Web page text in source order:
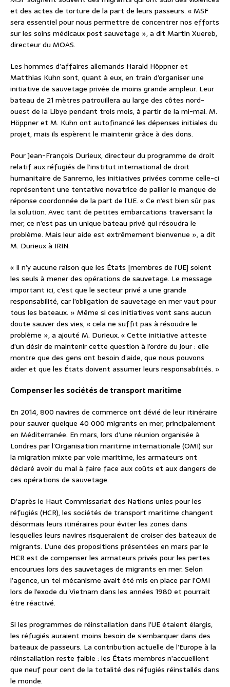
et des actes de torture de la part de leurs passeurs. « MSF
sera essentiel pour nous permettre de concentrer nos efforts
sur les soins médicaux post sauvetage », a dit Martin Xuereb,
directeur du MOAS.
Les hommes d’affaires allemands Harald Höppner et
Matthias Kuhn sont, quant à eux, en train d’organiser une
initiative de sauvetage privée de moins grande ampleur. Leur
bateau de 21 mètres patrouillera au large des côtes nord-
ouest de la Libye pendant trois mois, à partir de la mi-mai. M.
Höppner et M. Kuhn ont autofinancé les dépenses initiales du
projet, mais ils espèrent le maintenir grâce à des dons.
Pour Jean-François Durieux, directeur du programme de droit
relatif aux réfugiés de l’institut international de droit
humanitaire de Sanremo, les initiatives privées comme celle-ci
représentent une tentative novatrice de pallier le manque de
réponse coordonnée de la part de l’UE. « Ce n’est bien sûr pas
la solution. Avec tant de petites embarcations traversant la
mer, ce n’est pas un unique bateau privé qui résoudra le
problème. Mais leur aide est extrêmement bienvenue », a dit
M. Durieux à IRIN.
« Il n’y aucune raison que les États [membres de l’UE] soient
les seuls à mener des opérations de sauvetage. Le message
important ici, c’est que le secteur privé a une grande
responsabilité, car l’obligation de sauvetage en mer vaut pour
tous les bateaux. » Même si ces initiatives vont sans aucun
doute sauver des vies, « cela ne suffit pas à résoudre le
problème », a ajouté M. Durieux. « Cette initiative atteste
d’un désir de maintenir cette question à l’ordre du jour : elle
montre que des gens ont besoin d’aide, que nous pouvons
aider et que les États doivent assumer leurs responsabilités. »
Compenser les sociétés de transport maritime
En 2014, 800 navires de commerce ont dévié de leur itinéraire
pour sauver quelque 40 000 migrants en mer, principalement
en Méditerranée. En mars, lors d’une réunion organisée à
Londres par l’Organisation maritime internationale (OMI) sur
la migration mixte par voie maritime, les armateurs ont
déclaré avoir du mal à faire face aux coûts et aux dangers de
ces opérations de sauvetage.
D’après le Haut Commissariat des Nations unies pour les
réfugiés (HCR), les sociétés de transport maritime changent
désormais leurs itinéraires pour éviter les zones dans
lesquelles leurs navires risqueraient de croiser des bateaux de
migrants. L’une des propositions présentées en mars par le
HCR est de compenser les armateurs privés pour les pertes
encourues lors des sauvetages de migrants en mer. Selon
l’agence, un tel mécanisme avait été mis en place par l’OMI
lors de l’exode du Vietnam dans les années 1980 et pourrait
être réactivé.
Si les programmes de réinstallation dans l’UE étaient élargis,
les réfugiés auraient moins besoin de s’embarquer dans des
bateaux de passeurs. La contribution actuelle de l’Europe à la
réinstallation reste faible : les États membres n’accueillent
que neuf pour cent de la totalité des réfugiés réinstallés dans
le monde.